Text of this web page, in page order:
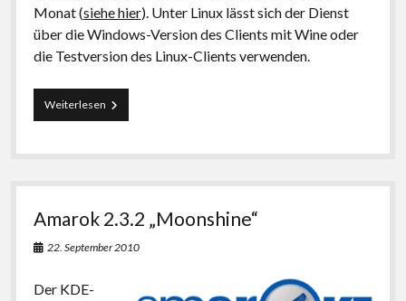
Monat (siehe hier). Unter Linux lässt sich der Dienst
über die Windows-Version des Clients mit Wine oder
die Testversion des Linux-Clients verwenden.
WeiterlesenSpotify
unter
Musikstreaming-
einrichten
Amarok 2.3.2 „Moonshine“
22. September 2010
Der KDE-